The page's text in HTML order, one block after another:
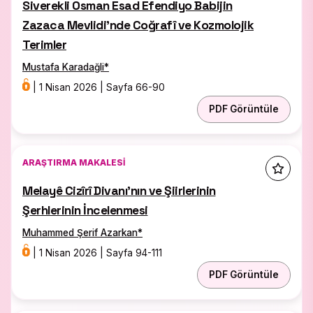
https://dergipark.org.tr/en/pub/artuklukurdology
We look forward to receiving your valuable
contributions to the field of Kurdish Studies.
Siverekli Osman Esad Efendiyo Babijin
Zazaca Mevlidi’nde Coğrafî ve Kozmolojik
Terimler
Mustafa Karadağli*
1 Nisan 2026
Sayfa 66-90
PDF Görüntüle
ARAŞTIRMA MAKALESI
Melayê Cizîrî Divanı’nın ve Şiirlerinin
Şerhlerinin İncelenmesi
Muhammed Şerif Azarkan*
1 Nisan 2026
Sayfa 94-111
PDF Görüntüle